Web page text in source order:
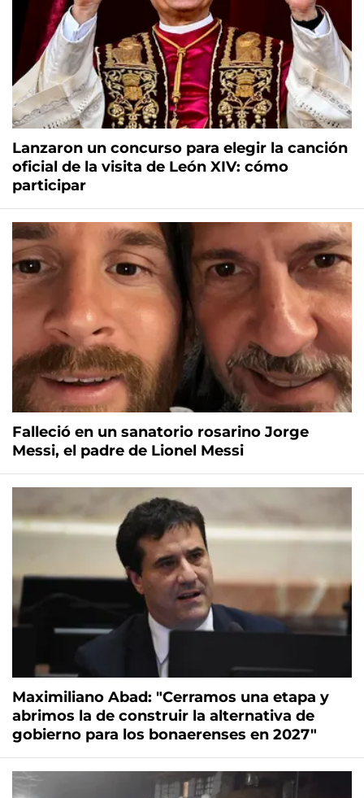
Lanzaron un concurso para elegir la canción
oficial de la visita de León XIV: cómo
participar
Falleció en un sanatorio rosarino Jorge
Messi, el padre de Lionel Messi
Maximiliano Abad: "Cerramos una etapa y
abrimos la de construir la alternativa de
gobierno para los bonaerenses en 2027"